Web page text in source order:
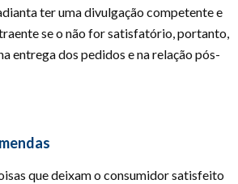
ter uma divulgação competente e
se o não for satisfatório, portanto,
entrega dos pedidos e na relação pós-
que deixam o consumidor satisfeito